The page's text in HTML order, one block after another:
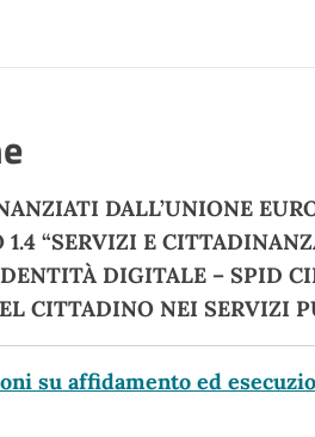
DALL’UNIONE
“SERVIZI E
DIGITALE – SPID
CITTADINO NEI SERVIZI
su affidamento ed